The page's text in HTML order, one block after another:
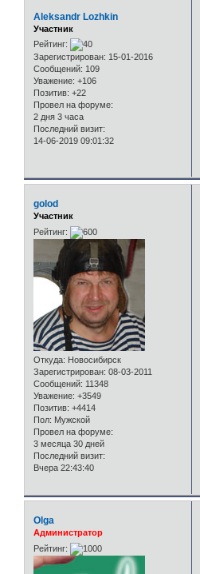
Aleksandr Lozhkin
Участник
Рейтинг:
Зарегистрирован: 15-01-2016
Сообщений: 109
Уважение: +106
Позитив: +22
Провел на форуме:
2 дня 3 часа
Последний визит:
14-06-2019 09:01:32
golod
Участник
Рейтинг:
Откуда: Новосибирск
Зарегистрирован: 08-03-2011
Сообщений: 11348
Уважение: +3549
Позитив: +4414
Пол: Мужской
Провел на форуме:
3 месяца 30 дней
Последний визит:
Вчера 22:43:40
Olga
Администратор
Рейтинг: